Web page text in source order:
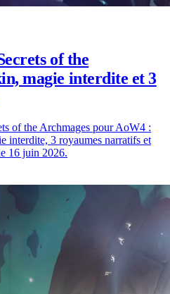
of the
magie interdite et 3
of the Archmages pour AoW4 :
interdite, 3 royaumes narratifs et
16 juin 2026.